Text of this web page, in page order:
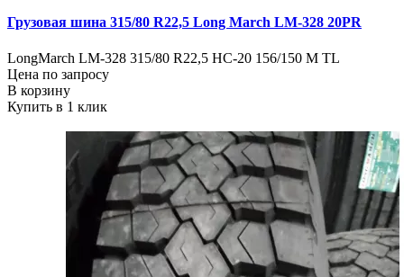
Грузовая шина 315/80 R22,5 Long March LM-328 20PR
LongMarch LM-328 315/80 R22,5 НС-20 156/150 М TL
Цена по запросу
В корзину
Купить в 1 клик